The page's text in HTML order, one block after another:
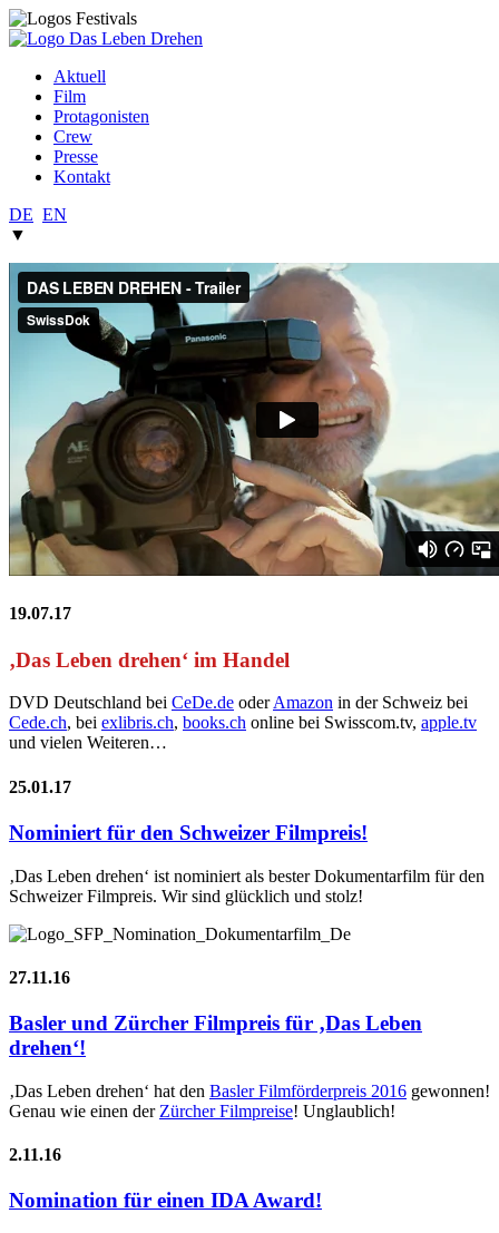
Aktuell
Film
Protagonisten
Crew
Presse
Kontakt
DE EN
▼
19.07.17
‚Das Leben drehen‘ im Handel
DVD Deutschland bei CeDe.de oderAmazon in der Schweiz bei
Cede.ch, bei exlibris.ch, books.ch online bei Swisscom.tv, apple.tv
und vielen Weiteren…
25.01.17
Nominiert für den Schweizer Filmpreis!
‚Das Leben drehen‘ ist nominiert als bester Dokumentarfilm für den
Schweizer Filmpreis. Wir sind glücklich und stolz!
27.11.16
Basler und Zürcher Filmpreis für ‚Das Leben
drehen‘!
‚Das Leben drehen‘ hat den Basler Filmförderpreis 2016 gewonnen!
Genau wie einen der Zürcher Filmpreise! Unglaublich!
2.11.16
Nomination für einen IDA Award!